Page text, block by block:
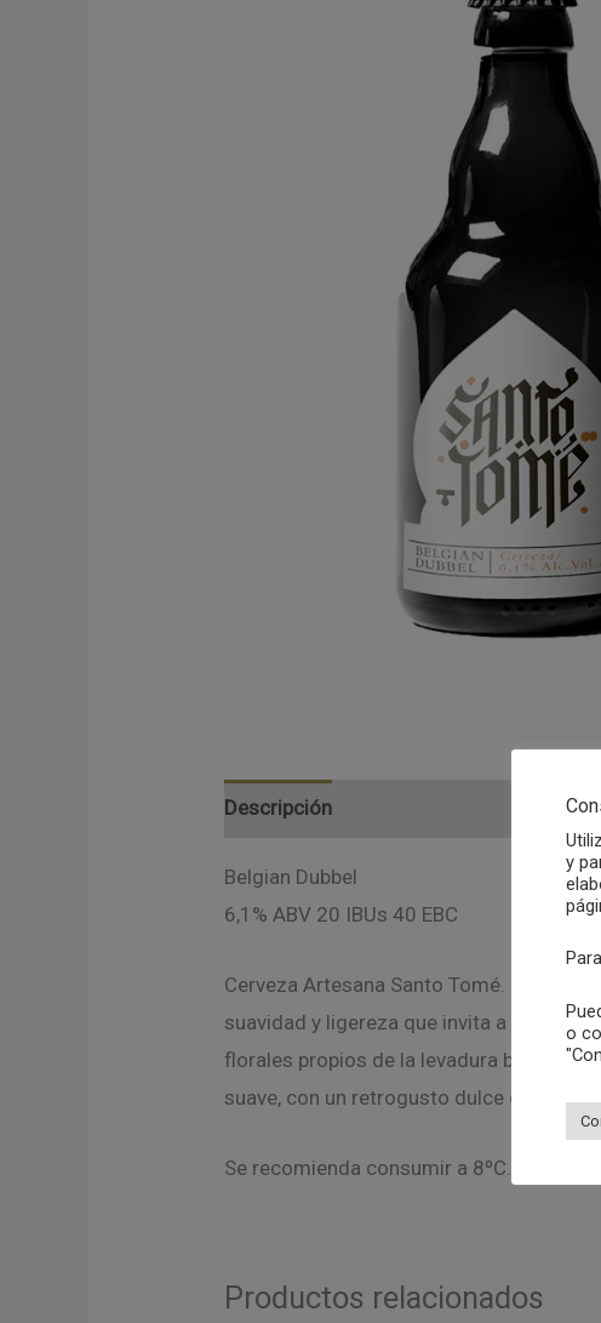
Descripción
Belgian Dubbel
6,1% ABV 20 IBUs 40 EBC
Cerveza Artesana Santo Tomé. Cerveza
suavidad y ligereza que invita a repetir.
florales propios de la levadura belga,
suave, con un retrogusto dulce de las
Se recomienda consumir a 8ºC.
Productos relacionados
y
o